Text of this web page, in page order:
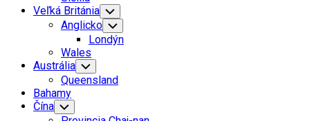
Veľká Británia Toggle
Child
Menu
Anglicko Toggle
Child
Menu
Londýn
Wales
Austrália Toggle
Child
Menu
Queensland
Bahamy
Čína Toggle
Child